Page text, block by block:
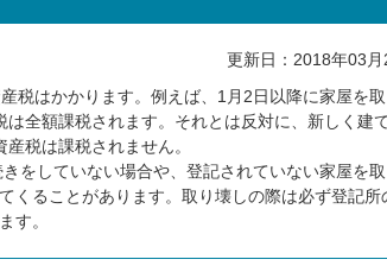
更新日：2018年03月
税はかかります。例えば、1月2日以降に家屋を取
全額課税されます。それとは反対に、新しく建
税は課税されません。
をしていない場合や、登記されていない家屋を取
くることがあります。取り壊しの際は必ず登記所
す。